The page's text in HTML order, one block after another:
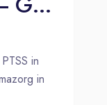
in
in